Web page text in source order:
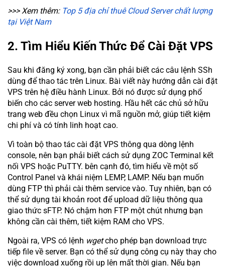
>>> Xem thêm: Top 5 địa chỉ thuê Cloud Server chất lượng
tại Việt Nam
2. Tìm Hiểu Kiến Thức Để Cài Đặt VPS
Sau khi đăng ký xong, bạn cần phải biết các câu lệnh SSh
dùng để thao tác trên Linux. Bài viết này hướng dẫn cài đặt
VPS trên hệ điều hành Linux. Bởi nó được sử dụng phổ
biến cho các server web hosting. Hầu hết các chủ sở hữu
trang web đều chọn Linux vì mã nguồn mở, giúp tiết kiệm
chi phí và có tính linh hoạt cao.
Vì toàn bộ thao tác cài đặt VPS thông qua dòng lệnh
console, nên bạn phải biết cách sử dụng ZOC Terminal kết
nối VPS hoặc PuTTY. bên cạnh đó, tìm hiểu về một số
Control Panel và khái niệm LEMP, LAMP. Nếu bạn muốn
dùng FTP thì phải cài thêm service vào. Tuy nhiên, bạn có
thể sử dụng tài khoản root để upload dữ liệu thông qua
giao thức sFTP. Nó chậm hơn FTP một chút nhưng bạn
không cần cài thêm, tiết kiệm RAM cho VPS.
Ngoài ra, VPS có lệnh wgetcho phép bạn download trực
tiếp file về server. Bạn có thể sử dụng công cụ này thay cho
việc download xuống rồi up lên mất thời gian. Nếu bạn